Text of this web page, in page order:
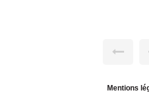
Mentions